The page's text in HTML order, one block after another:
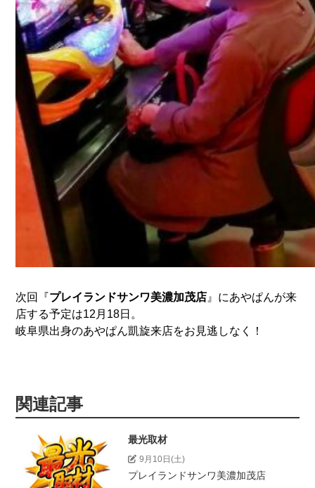
次回『プレイランドサンワ美濃加茂店 』にあやぱんが来
店する予定は12月18日。
岐阜県出身のあやぱん凱旋来店をお見逃しなく！
関連記事
最光取材
9月10日(土)
プレイランドサンワ美濃加茂店